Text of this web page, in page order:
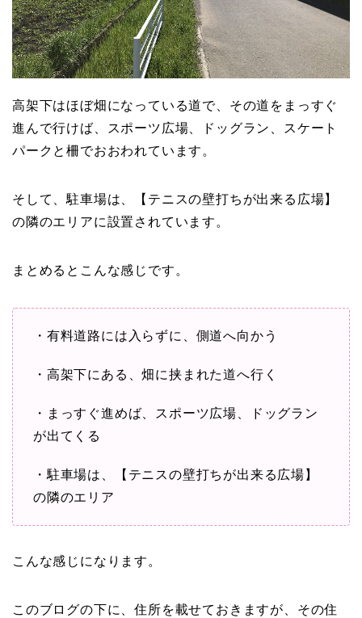
高架下はほぼ畑になっている道で、その道をまっすぐ
進んで行けば、スポーツ広場、ドッグラン、スケート
パークと柵でおおわれています。
そして、駐車場は、【テニスの壁打ちが出来る広場】
の隣のエリアに設置されています。
まとめるとこんな感じです。
・有料道路には入らずに、側道へ向かう
・高架下にある、畑に挟まれた道へ行く
・まっすぐ進めば、スポーツ広場、ドッグラン
が出てくる
・駐車場は、【テニスの壁打ちが出来る広場】
の隣のエリア
こんな感じになります。
このブログの下に、住所を載せておきますが、その住